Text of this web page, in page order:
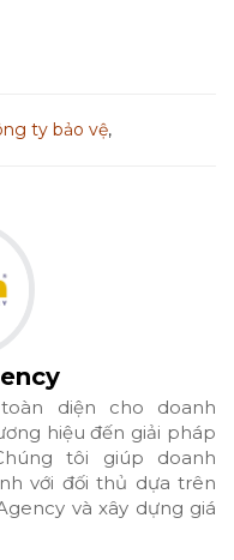
ty bảo vệ,
diện cho doanh
hiệu đến giải pháp
tôi giúp doanh
với đối thủ dựa trên
và xây dựng giá